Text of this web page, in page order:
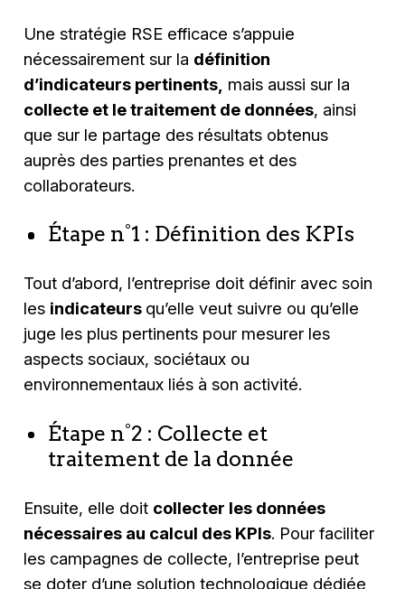
Une stratégie RSE efficace s’appuie
nécessairement sur la définition
d’indicateurs pertinents, mais aussi sur la
collecte et le traitement de données, ainsi
que sur le partage des résultats obtenus
auprès des parties prenantes et des
collaborateurs.
Étape n°1 : Définition des KPIs
Tout d’abord, l’entreprise doit définir avec soin
les indicateurs qu’elle veut suivre ou qu’elle
juge les plus pertinents pour mesurer les
aspects sociaux, sociétaux ou
environnementaux liés à son activité.
Étape n°2 : Collecte et
traitement de la donnée
Ensuite, elle doit collecter les données
nécessaires au calcul des KPIs. Pour faciliter
les campagnes de collecte, l’entreprise peut
se doter d’une solution technologique dédiée